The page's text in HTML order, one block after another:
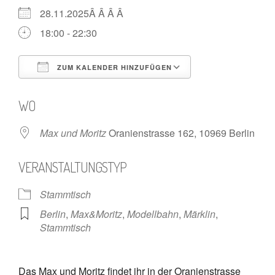
28.11.2025Â Â Â Â
18:00 - 22:30
ZUM KALENDER HINZUFÜGEN
WO
Max und MoritzOranienstrasse 162, 10969 Berlin
VERANSTALTUNGSTYP
Stammtisch
Berlin, Max&Moritz, Modellbahn, Märklin,
Stammtisch
Das Max und Moritz findet ihr in der Oranienstrasse